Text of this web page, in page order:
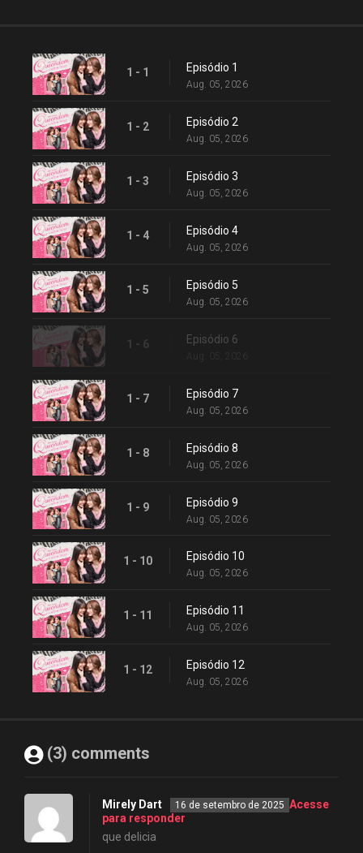
1 - 1 Episódio 1
Aug. 05, 2026
1 - 2 Episódio 2
Aug. 05, 2026
1 - 3 Episódio 3
Aug. 05, 2026
1 - 4 Episódio 4
Aug. 05, 2026
1 - 5 Episódio 5
Aug. 05, 2026
1 - 6 Episódio 6
1 - 7 Episódio 7
Aug. 05, 2026
1 - 8 Episódio 8
Aug. 05, 2026
1 - 9 Episódio 9
Aug. 05, 2026
1 - 10 Episódio 10
Aug. 05, 2026
1 - 11 Episódio 11
Aug. 05, 2026
1 - 12 Episódio 12
Aug. 05, 2026
(3) comments
Mirely Dart 16 de setembro de 2025 Acesse
para responder
que delicia